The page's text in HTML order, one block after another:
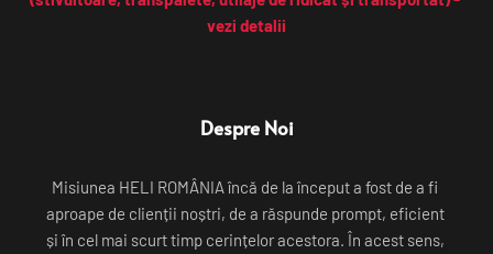
vezi detalii
Despre Noi
Misiunea HELI ROMÂNIA încă de la început a fost de a fi
aproape de clienții noștri, de a răspunde prompt, eficient
și în cel mai scurt timp cerințelor acestora. În acest sens,